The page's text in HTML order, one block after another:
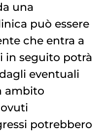
una
può essere
che entra a
in seguito potrà
eventuali
ambito
potrebbero